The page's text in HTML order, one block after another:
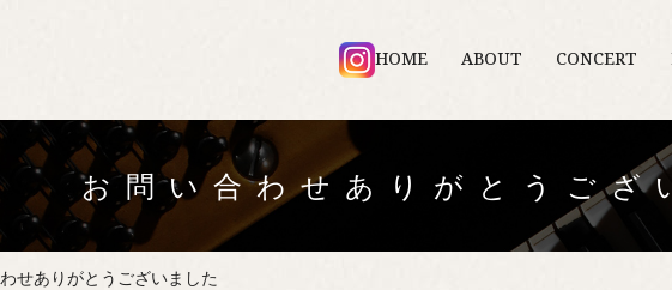
HOME ABOUT CONCERT
お問い合わせありがとうござ
せありがとうございました